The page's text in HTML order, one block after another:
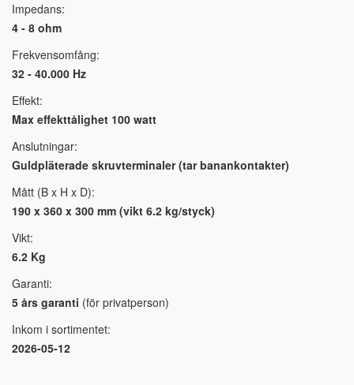
Impedans:
4 - 8 ohm
Frekvensomfång:
32 - 40.000 Hz
Effekt:
Max effekttålighet 100 watt
Anslutningar:
Guldpläterade skruvterminaler (tar banankontakter)
Mått (B x H x D):
190 x 360 x 300 mm (vikt 6.2 kg/styck)
Vikt:
6.2 Kg
Garanti:
5 års garanti (för privatperson)
Inkom i sortimentet:
2026-05-12